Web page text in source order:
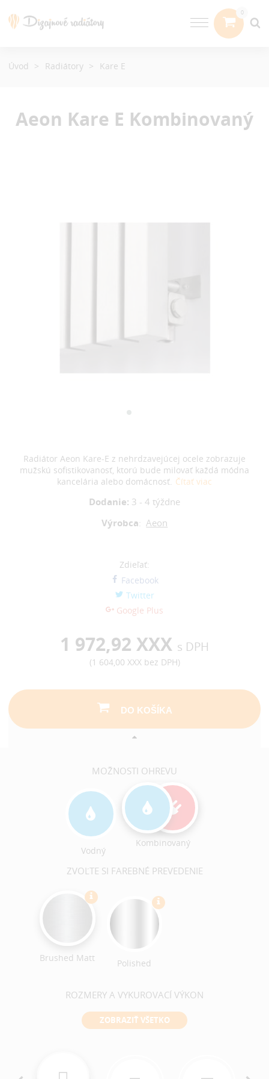
Aeon Kare E Kombinovaný
Radiátor Aeon Kare-E z nehrdzavejúcej ocele zobrazuje
mužskú sofistikovanosť, ktorú bude milovať každá módna
kancelária alebo domácnosť. Čítať viac
Dodanie: 3 - 4 týždne
Výrobca: Aeon
Zdieľať:
Facebook
Twitter
Google Plus
1 972,92 XXX s DPH
(1 604,00 XXXbez DPH)
DO KOŠÍKA
MOŽNOSTI OHREVU
Vodný
Kombinovaný
ZVOĽTE SI FAREBNÉ PREVEDENIE
Brushed Matt Polished
ROZMERY A VYKUROVACÍ VÝKON
ZOBRAZIŤ VŠETKO
Úvod Radiátory Kare E